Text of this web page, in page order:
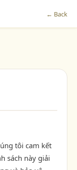
← Back
tôi cam kết
sách này giải